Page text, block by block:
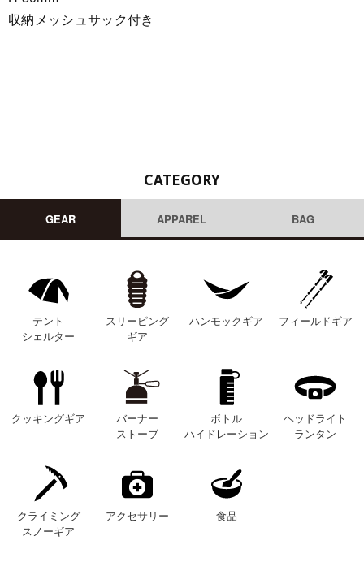
収納メッシュサック付き
CATEGORY
GEAR APPAREL BAG
テント
シェルター
スリーピング
ギア
ハンモックギア フィールドギア
クッキングギア
バーナー
ストーブ
ボトル
ハイドレーション
ヘッドライト
ランタン
クライミング
スノーギア
アクセサリー 食品